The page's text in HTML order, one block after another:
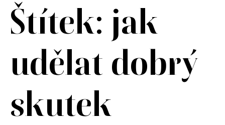
Štítek: jak
udělat dobrý
skutek